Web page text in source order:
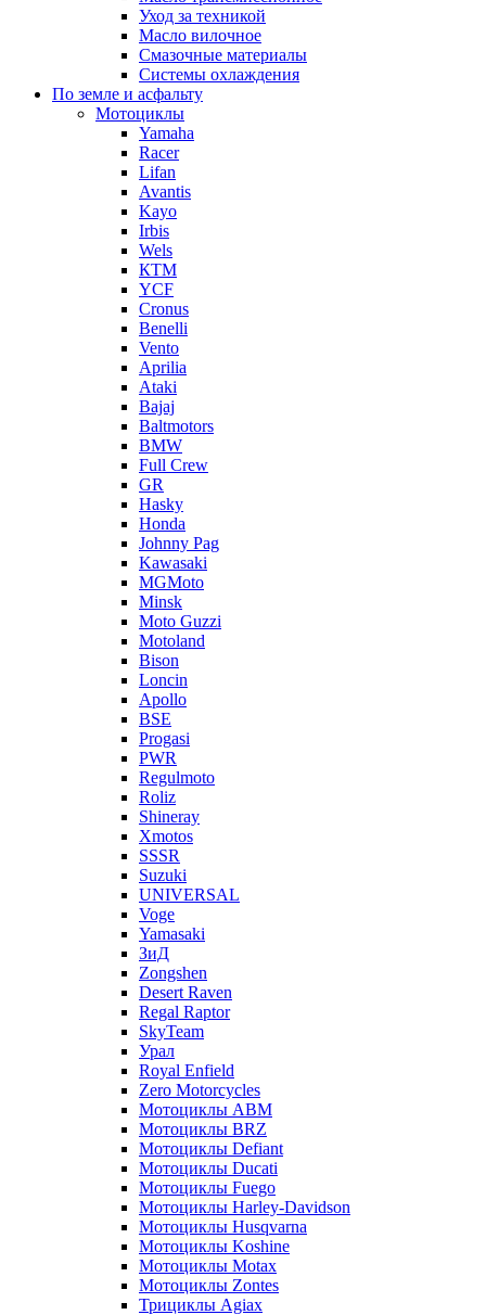
Уход за техникой
Масло вилочное
Смазочные материалы
Системы охлаждения
По земле и асфальту
Мотоциклы
Yamaha
Racer
Lifan
Avantis
Kayo
Irbis
Wels
КТМ
YCF
Cronus
Benelli
Vento
Aprilia
Ataki
Bajaj
Baltmotors
BMW
Full Crew
GR
Hasky
Honda
Johnny Pag
Kawasaki
MGMoto
Minsk
Moto Guzzi
Motoland
Bison
Loncin
Apollo
BSE
Progasi
PWR
Regulmoto
Roliz
Shineray
Xmotos
SSSR
Suzuki
UNIVERSAL
Voge
Yamasaki
ЗиД
Zongshen
Desert Raven
Regal Raptor
SkyTeam
Урал
Royal Enfield
Zero Motorcycles
Мотоциклы ABM
Мотоциклы BRZ
Мотоциклы Defiant
Мотоциклы Ducati
Мотоциклы Fuego
Мотоциклы Harley-Davidson
Мотоциклы Husqvarna
Мотоциклы Koshine
Мотоциклы Motax
Мотоциклы Zontes
Трициклы Agiax